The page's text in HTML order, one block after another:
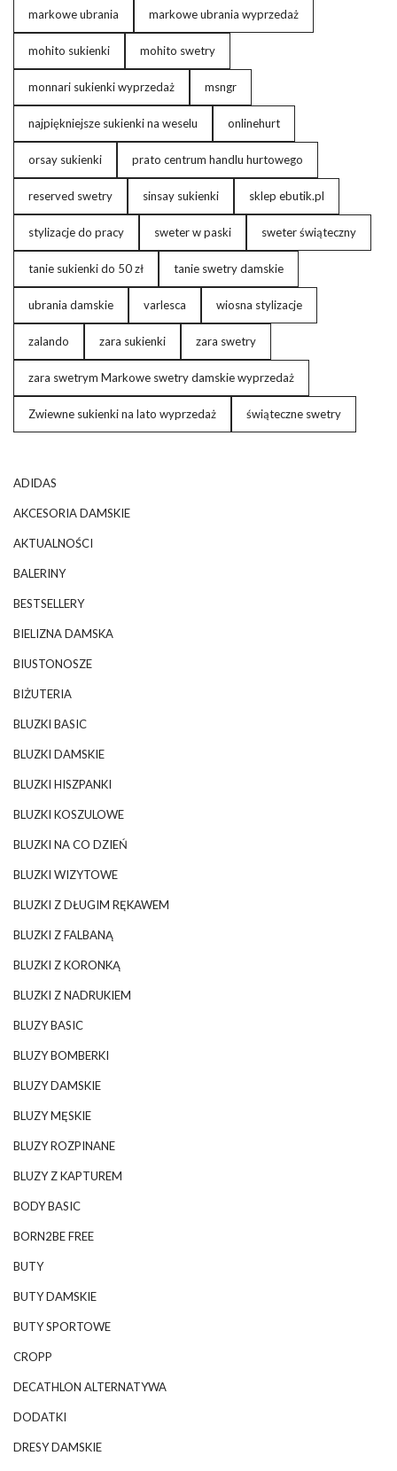
markowe ubrania markowe ubrania wyprzedaż
mohito sukienki mohito swetry
monnari sukienki wyprzedaż msngr
najpiękniejsze sukienki na weselu onlinehurt
orsay sukienki prato centrum handlu hurtowego
reserved swetry sinsay sukienki sklep ebutik.pl
stylizacje do pracy sweter w paski sweter świąteczny
tanie sukienki do 50 zł tanie swetry damskie
ubrania damskie varlesca wiosna stylizacje
zalando zara sukienki zara swetry
zara swetrym Markowe swetry damskie wyprzedaż
Zwiewne sukienki na lato wyprzedaż świąteczne swetry
ADIDAS
AKCESORIA DAMSKIE
AKTUALNOŚCI
BALERINY
BESTSELLERY
BIELIZNA DAMSKA
BIUSTONOSZE
BIŻUTERIA
BLUZKI BASIC
BLUZKI DAMSKIE
BLUZKI HISZPANKI
BLUZKI KOSZULOWE
BLUZKI NA CO DZIEŃ
BLUZKI WIZYTOWE
BLUZKI Z DŁUGIM RĘKAWEM
BLUZKI Z FALBANĄ
BLUZKI Z KORONKĄ
BLUZKI Z NADRUKIEM
BLUZY BASIC
BLUZY BOMBERKI
BLUZY DAMSKIE
BLUZY MĘSKIE
BLUZY ROZPINANE
BLUZY Z KAPTUREM
BODY BASIC
BORN2BE FREE
BUTY
BUTY DAMSKIE
BUTY SPORTOWE
CROPP
DECATHLON ALTERNATYWA
DODATKI
DRESY DAMSKIE